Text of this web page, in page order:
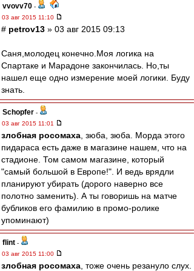
vvovv70 -
03 авг 2015 11:10
# petrov13 » 03 авг 2015 09:13
Саня,молодец конечно.Моя логика на
Спартаке и Марадоне закончилась. Но,ты
нашел еще одно измерение моей логики. Буду
знать.
Schopfer -
03 авг 2015 11:01
злобная росомаха , зюба, зюба. Морда этого
пидараса есть даже в магазине нашем, что на
стадионе. Том самом магазине, который
"самый большой в Европе!". И ведь врядли
планируют убирать (дорого наверно все
полотно заменить). А ты говоришь на матче
бубликов его фамилию в промо-ролике
упоминают)
flint -
03 авг 2015 11:00
злобная росомаха , тоже очень резануло слух.